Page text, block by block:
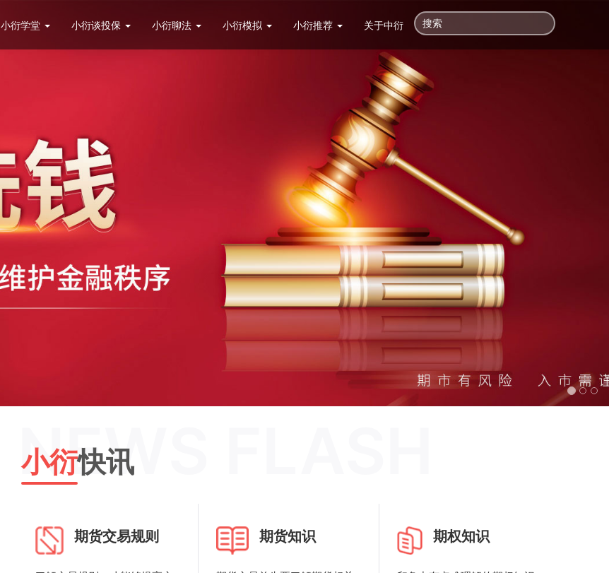
小衍学堂 小衍谈投保 小衍聊法 小衍模拟 小衍推荐 关于中衍
NEWS FLASH
小衍快讯
期货交易规则 期货知识 期权知识